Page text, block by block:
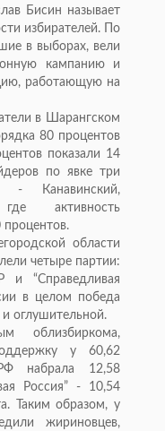
Бисин называет
избирателей. По
в выборах, вели
кампанию и
работающую на
в Шарангском
80 процентов
показали 14
по явке три
- Канавинский,
активность
процентов.
области
четыре партии:
“Справедливая
в целом победа
оглушительной.
облизбиркома,
у 60,62
набрала 12,58
Россия” - 10,54
Таким образом, у
жириновцев,